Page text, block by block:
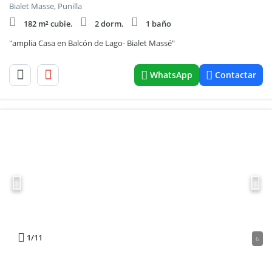
Bialet Masse, Punilla
182 m² cubie.
2 dorm.
1 baño
"amplia Casa en Balcón de Lago- Bialet Massé"
WhatsApp Contactar
1/11 6